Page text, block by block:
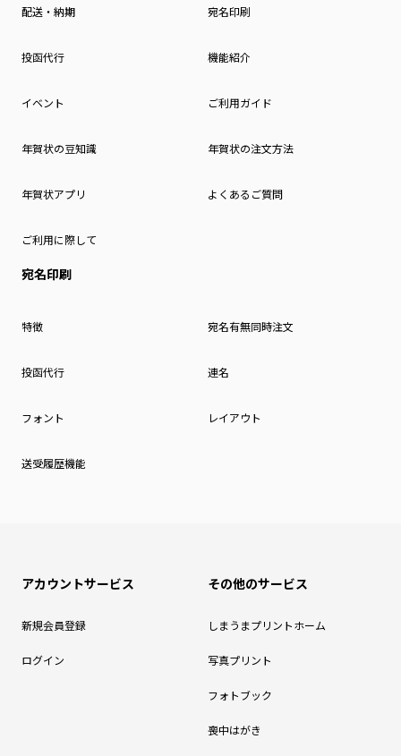
配送・納期 宛名印刷
投函代行 機能紹介
イベント ご利用ガイド
年賀状の豆知識 年賀状の注文方法
年賀状アプリ よくあるご質問
ご利用に際して
宛名印刷
特徴 宛名有無同時注文
投函代行 連名
フォント レイアウト
送受履歴機能
アカウントサービス
新規会員登録
ログイン
その他のサービス
しまうまプリントホーム
写真プリント
フォトブック
喪中はがき